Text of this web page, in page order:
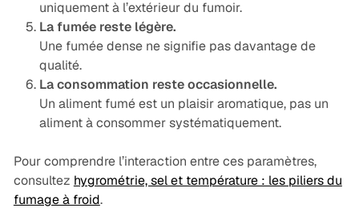
uniquement à l’extérieur du fumoir.
La fumée reste légère.
Une fumée dense ne signifie pas davantage de
qualité.
La consommation reste occasionnelle.
Un aliment fumé est un plaisir aromatique, pas un
aliment à consommer systématiquement.
Pour comprendre l’interaction entre ces paramètres,
consultez hygrométrie, sel et température : les piliers du
fumage à froid.